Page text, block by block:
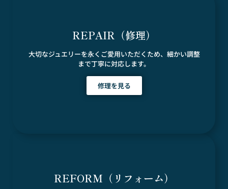
REPAIR（修理）
大切なジュエリーを永くご愛用いただくため、細かい調整
まで丁寧に対応します。
修理を見る
REFORM（リフォーム）